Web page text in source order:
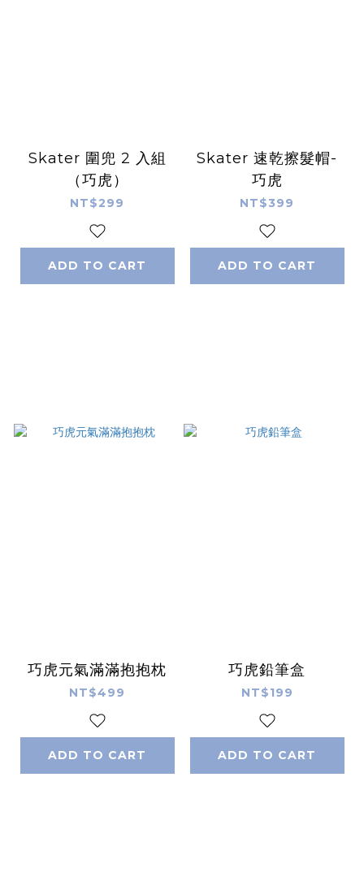
Skater 圍兜 2 入組
（巧虎）
NT$299
ADD TO CART
Skater 速乾擦髮帽-
巧虎
NT$399
ADD TO CART
巧虎元氣滿滿抱抱枕
NT$499
ADD TO CART
巧虎鉛筆盒
NT$199
ADD TO CART